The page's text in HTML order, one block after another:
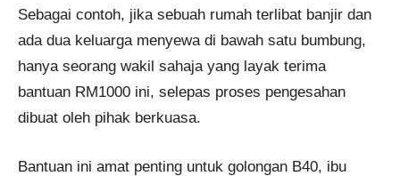
Sebagai contoh, jika sebuah rumah terlibat banjir dan
ada dua keluarga menyewa di bawah satu bumbung,
hanya seorang wakil sahaja yang layak terima
bantuan RM1000 ini, selepas proses pengesahan
dibuat oleh pihak berkuasa.
Bantuan ini amat penting untuk golongan B40, ibu